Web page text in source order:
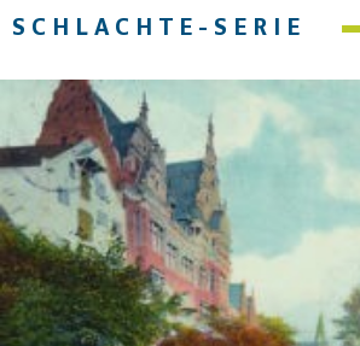
SCHLACHTE-SERIE